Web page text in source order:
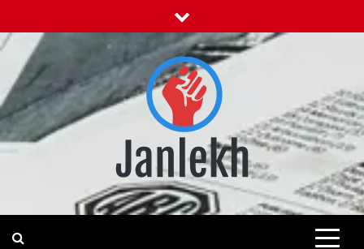
to
content
News for Public